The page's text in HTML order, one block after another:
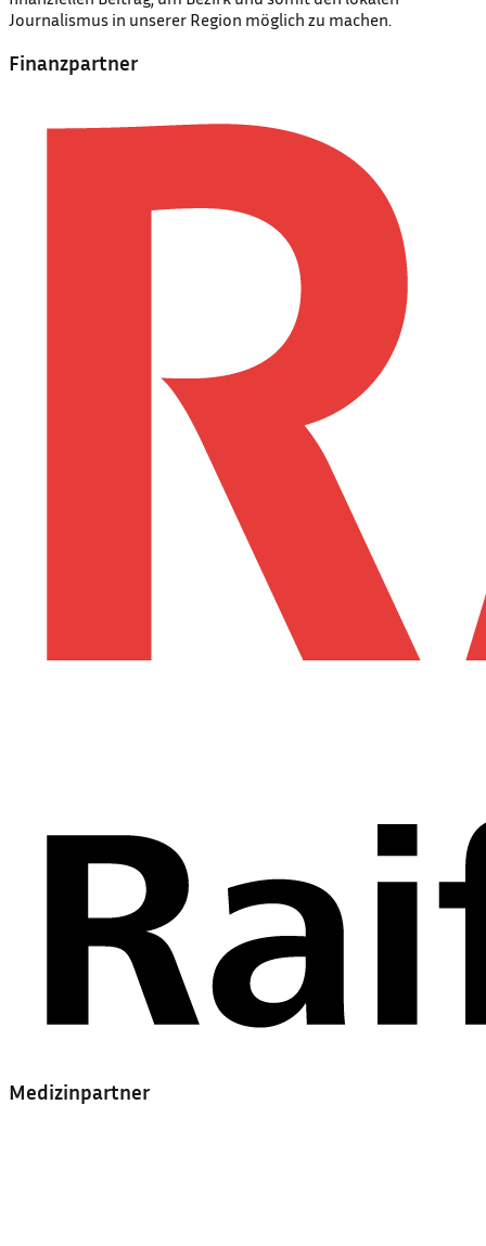
Journalismus in unserer Region möglich zu machen.
Finanzpartner
Medizinpartner